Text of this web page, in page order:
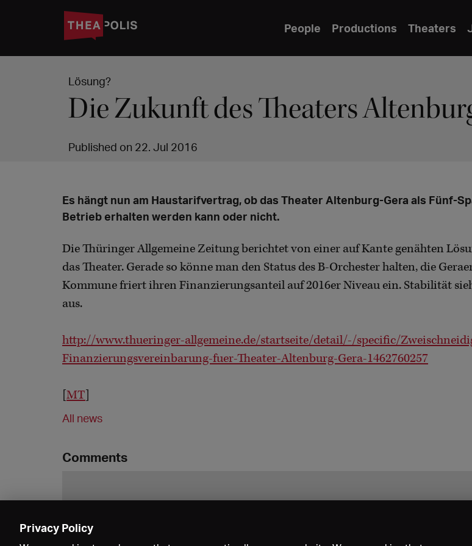
People Productions Theaters
Lösung?
Die Zukunft des Theaters
Published on 22. Jul 2016
Es hängt nun am Haustarifvertrag, ob das Theater Altenburg-Gera als Fünf-
Betrieb erhalten werden kann oder nicht.
Die Thüringer Allgemeine Zeitung berichtet von einer auf Kante genähten
das Theater. Gerade so könne man den Status des B-Orchester halten, die
Kommune friert ihren Finanzierungsanteil auf 2016er Niveau ein. Stabilität
aus.
http://www.thueringer-allgemeine.de/startseite/detail/-/specific/
Finanzierungsvereinbarung-fuer-Theater-Altenburg-Gera-1462760257
MT
All news
Comments
Privacy Policy